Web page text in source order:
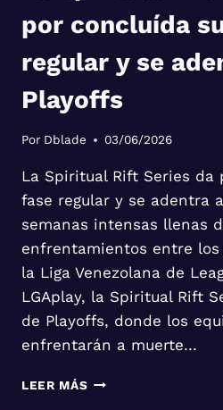
por concluída
regular y se
Playoffs
Por Dblade 03/06/2026
La Spiritual Rift Series da
fase regular y se adentra
semanas intensas llenas
enfrentamientos entre
la Liga Venezolana de
LGAplay, la Spiritual Rift
de Playoffs, donde los
enfrentarán a muerte…
LEER MÁSLA